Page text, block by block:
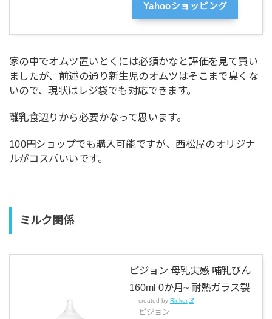
Yahooショッピング
家の中でオムツ置いとくには必須かなと評価を見て買い
ましたが、前述の通り新生児のオムツはそこまで臭くな
いので、現状はレジ袋でも対応できます。
離乳食辺りから必要かなって思います。
100円ショップでも購入可能ですが、西松屋のオリジナ
ルがコスパいいです。
ミルク関係
ピジョン 母乳実感 哺乳びん
160ml 0か月~ 耐熱ガラス製
created by Rinker
ピジョン